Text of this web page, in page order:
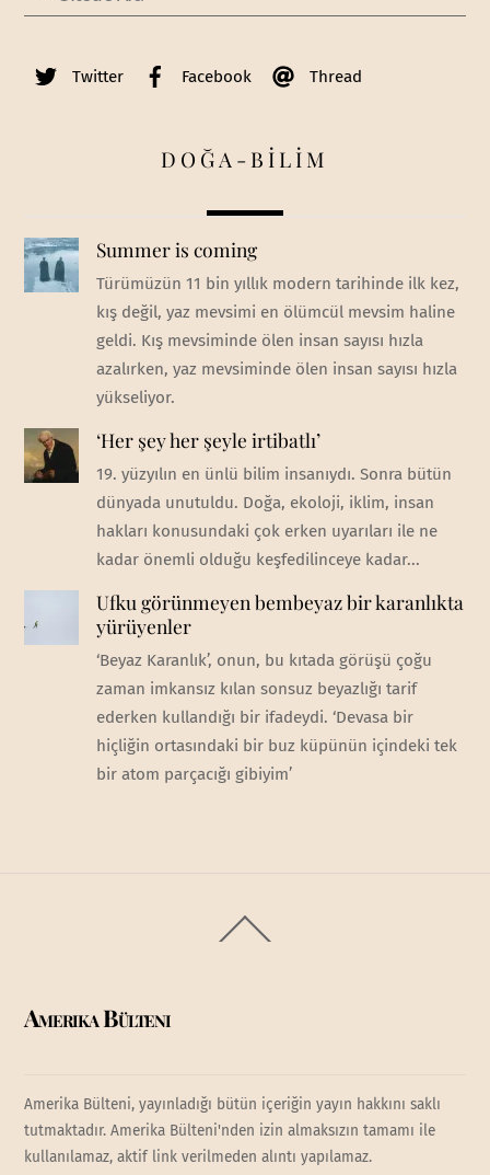
Twitter Facebook Thread
DOĞA-BİLİM
Summer is coming
Türümüzün 11 bin yıllık modern tarihinde ilk kez,
kış değil, yaz mevsimi en ölümcül mevsim haline
geldi. Kış mevsiminde ölen insan sayısı hızla
azalırken, yaz mevsiminde ölen insan sayısı hızla
yükseliyor.
‘Her şey her şeyle irtibatlı’
19. yüzyılın en ünlü bilim insanıydı. Sonra bütün
dünyada unutuldu. Doğa, ekoloji, iklim, insan
hakları konusundaki çok erken uyarıları ile ne
kadar önemli olduğu keşfedilinceye kadar...
Ufku görünmeyen bembeyaz bir karanlıkta
yürüyenler
‘Beyaz Karanlık’, onun, bu kıtada görüşü çoğu
zaman imkansız kılan sonsuz beyazlığı tarif
ederken kullandığı bir ifadeydi. ‘Devasa bir
hiçliğin ortasındaki bir buz küpünün içindeki tek
bir atom parçacığı gibiyim’
To
Amerika Bülteni
Amerika Bülteni, yayınladığı bütün içeriğin yayın hakkını saklı
tutmaktadır. Amerika Bülteni'nden izin almaksızın tamamı ile
kullanılamaz, aktif link verilmeden alıntı yapılamaz.